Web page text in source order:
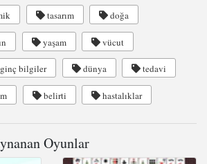
tasarım doğa
yaşam vücut
bilgiler dünya tedavi
belirti hastalıklar
Oyunlar